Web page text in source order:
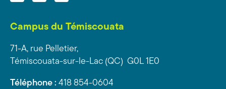
Campus du Témiscouata
71-A, rue Pelletier,
Témiscouata-sur-le-Lac (QC) G0L 1E0
Téléphone : 418 854-0604